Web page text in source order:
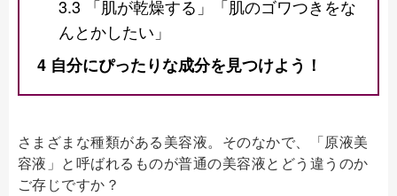
3.3 「肌が乾燥する」「肌のゴワつきをな
んとかしたい」
4 自分にぴったりな成分を見つけよう！
さまざまな種類がある美容液。そのなかで、「原液美
容液」と呼ばれるものが普通の美容液とどう違うのか
ご存じですか？